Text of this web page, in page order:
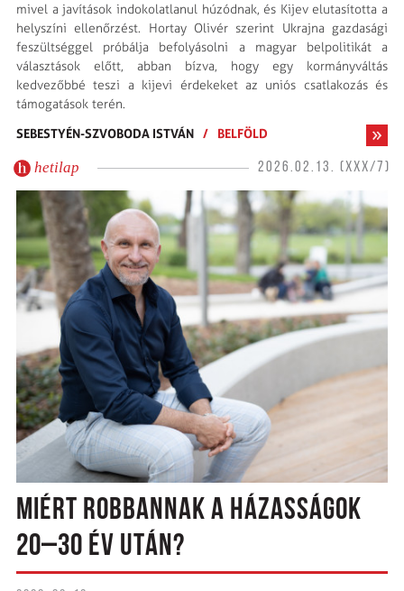
mivel a javítások indokolatlanul húzódnak, és Kijev elutasította a
helyszíni ellenőrzést. Hortay Olivér szerint Ukrajna gazdasági
feszültséggel próbálja befolyásolni a magyar belpolitikát a
választások előtt, abban bízva, hogy egy kormányváltás
kedvezőbbé teszi a kijevi érdekeket az uniós csatlakozás és
támogatások terén.
SEBESTYÉN-SZVOBODA ISTVÁN / BELFÖLD
hetilap 2026.02.13. (XXX/7)
MIÉRT ROBBANNAK A HÁZASSÁGOK
20–30 ÉV UTÁN?